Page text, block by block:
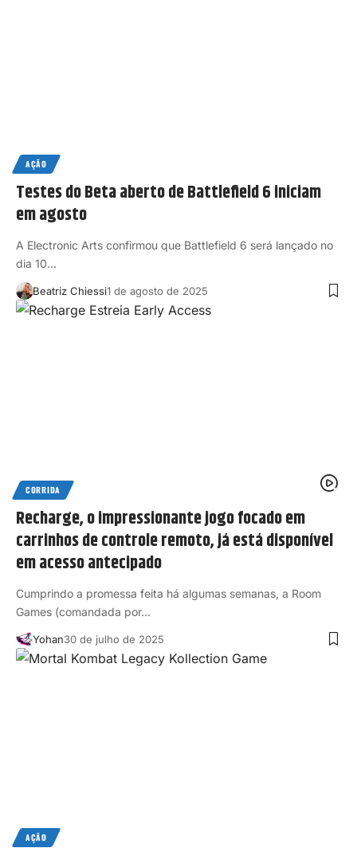
AÇÃO
Testes do Beta aberto de Battlefield 6 iniciam
em agosto
A Electronic Arts confirmou que Battlefield 6 será lançado no
dia 10…
Beatriz Chiessi1 de agosto de 2025
CORRIDA
Recharge, o impressionante jogo focado em
carrinhos de controle remoto, já está disponível
em acesso antecipado
Cumprindo a promessa feita há algumas semanas, a Room
Games (comandada por…
Yohan30 de julho de 2025
AÇÃO